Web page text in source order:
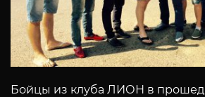
Бойцы из клуба ЛИОН в